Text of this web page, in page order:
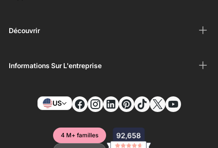
Découvrir
Informations Sur L'entreprise
US
4 M+ familles